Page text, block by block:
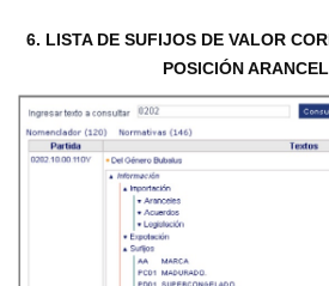
6. LISTA DE SUFIJOS DE VALOR
POSICIÓN